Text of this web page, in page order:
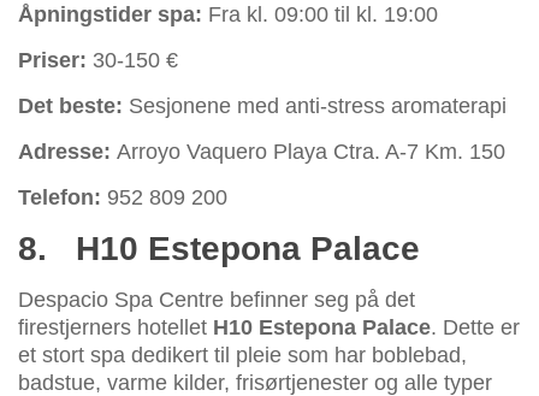
Åpningstider spa: Fra kl. 09:00 til kl. 19:00
Priser: 30-150 €
Det beste: Sesjonene med anti-stress aromaterapi
Adresse: Arroyo Vaquero Playa Ctra. A-7 Km. 150
Telefon: 952 809 200
8. H10 Estepona Palace
Despacio Spa Centre befinner seg på det
firestjerners hotellet H10 Estepona Palace. Dette er
et stort spa dedikert til pleie som har boblebad,
badstue, varme kilder, frisørtjenester og alle typer